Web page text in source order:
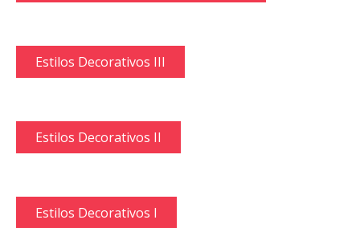
Estilos Decorativos III
Estilos Decorativos II
Estilos Decorativos I